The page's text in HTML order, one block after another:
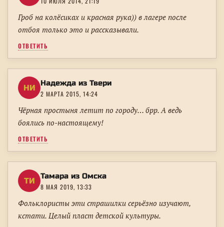
Гроб на колёсиках и красная рука)) в лагере после
отбоя только это и рассказывали.
ОТВЕТИТЬ
НИ Надежда из Твери
2 МАРТА 2015, 14:24
Чёрная простыня летит по городу… брр. А ведь
боялись по-настоящему!
ОТВЕТИТЬ
ТИ Тамара из Омска
8 МАЯ 2019, 13:33
Фольклористы эти страшилки серьёзно изучают,
кстати. Целый пласт детской культуры.